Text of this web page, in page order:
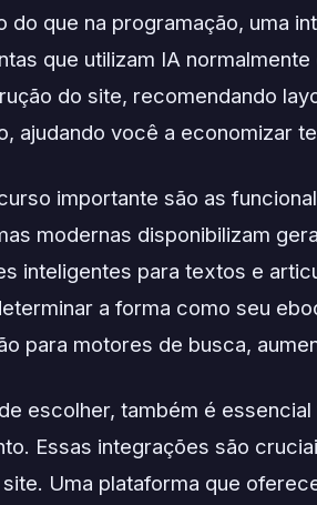
do que na programação, uma
que utilizam IA
do site, recomendando
ajudando você a economizar
importante são as
modernas disponibilizam
inteligentes para textos e
a forma como seu
para motores de busca,
escolher, também é
Essas integrações são
Uma plataforma que